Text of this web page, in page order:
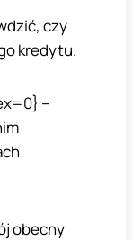
czy
kredytu.
–
obecny